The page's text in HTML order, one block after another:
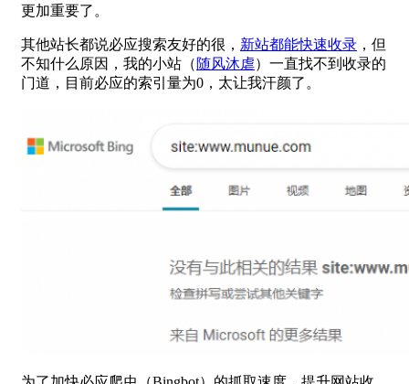
更加重要了。
其他站长都说必应搜索友好的很， 新站都能快速收录 ，但
不知什么原因，我的小站（ 随风沐虐）一直找不到收录的
门道，目前必应的索引量为0，太让我汗颜了。